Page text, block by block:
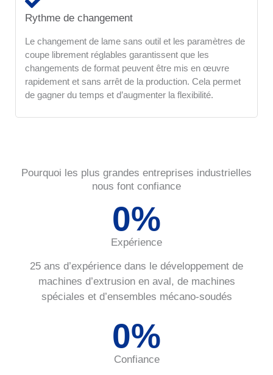
Rythme de changement
Le changement de lame sans outil et les paramètres de
coupe librement réglables garantissent que les
changements de format peuvent être mis en œuvre
rapidement et sans arrêt de la production. Cela permet
de gagner du temps et d’augmenter la flexibilité.
Pourquoi les plus grandes entreprises industrielles
nous font confiance
0%
Expérience
25 ans d’expérience dans le développement de
machines d’extrusion en aval, de machines
spéciales et d’ensembles mécano-soudés
0%
Confiance